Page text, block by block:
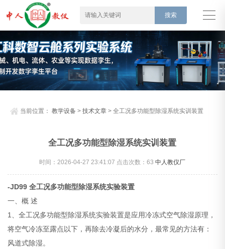
当前位置：教学设备 >技术文章 > 全工况多功能型除湿系统实训装置
全工况多功能型除湿系统实训装置
时间：2026-04-27 23:41:07 点击次数：63中人教仪厂
-JD99 全工况多功能型除湿系统实验装置
一、概 述
1、全工况多功能型除湿系统实验装置是应用冷冻式空气除湿原理，
将空气冷冻至露点以下，再除去冷凝后的水分，最常见的方法有：
风道式除湿。